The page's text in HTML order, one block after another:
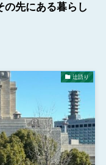
の先にある暮らし
辻語り